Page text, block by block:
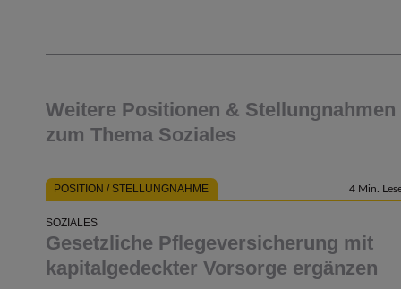
Weitere Positionen & Stellungnahmen
zum Thema Soziales
POSITION / STELLUNGNAHME 4 Min.
SOZIALES
Gesetzliche Pflegeversicherung mit
kapitalgedeckter Vorsorge ergänzen